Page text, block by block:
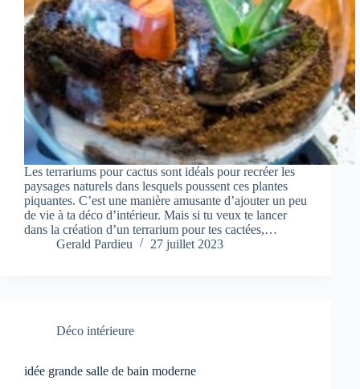
Les terrariums pour cactus sont idéals pour recréer les
paysages naturels dans lesquels poussent ces plantes
piquantes. C’est une manière amusante d’ajouter un peu
de vie à ta déco d’intérieur. Mais si tu veux te lancer
dans la création d’un terrarium pour tes cactées,…
Gerald Pardieu
27 juillet 2023
Déco intérieure
idée grande salle de bain moderne